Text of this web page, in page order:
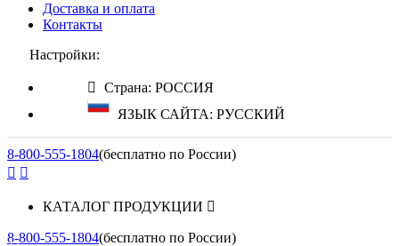
Доставка и оплата
Контакты
Настройки:
Страна: РОССИЯ
ЯЗЫК САЙТА: РУССКИЙ
8-800-555-1804(бесплатно по России)
КАТАЛОГ ПРОДУКЦИИ
8-800-555-1804(бесплатно по России)